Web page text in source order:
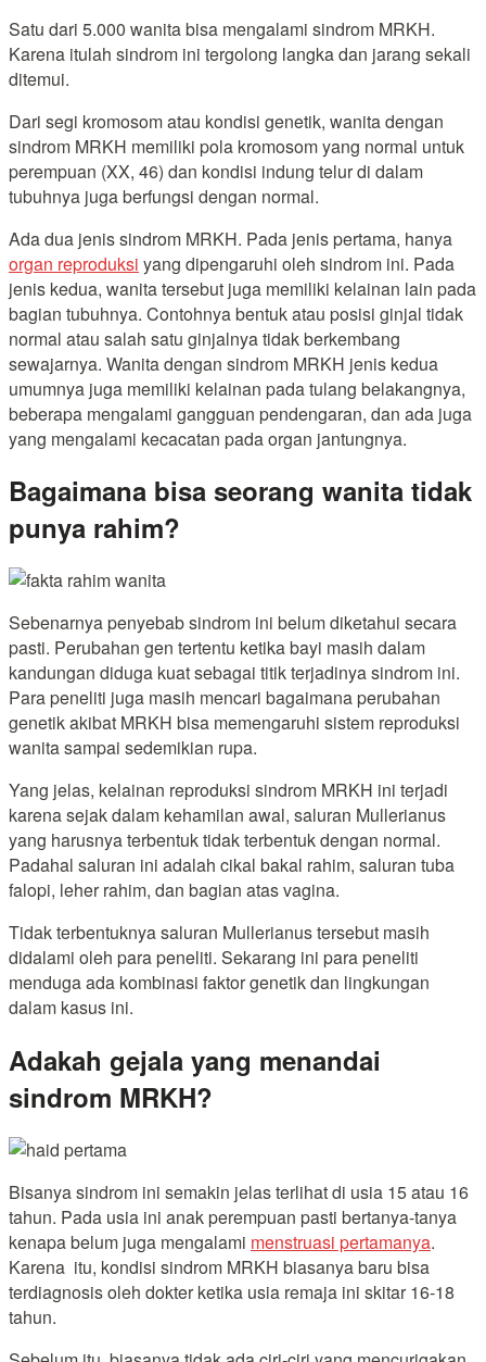
Satu dari 5.000 wanita bisa mengalami sindrom MRKH.
Karena itulah sindrom ini tergolong langka dan jarang sekali
ditemui.
Dari segi kromosom atau kondisi genetik, wanita dengan
sindrom MRKH memiliki pola kromosom yang normal untuk
perempuan (XX, 46) dan kondisi indung telur di dalam
tubuhnya juga berfungsi dengan normal.
Ada dua jenis sindrom MRKH. Pada jenis pertama, hanya
organ reproduksi yang dipengaruhi oleh sindrom ini. Pada
jenis kedua, wanita tersebut juga memiliki kelainan lain pada
bagian tubuhnya. Contohnya bentuk atau posisi ginjal tidak
normal atau salah satu ginjalnya tidak berkembang
sewajarnya. Wanita dengan sindrom MRKH jenis kedua
umumnya juga memiliki kelainan pada tulang belakangnya,
beberapa mengalami gangguan pendengaran, dan ada juga
yang mengalami kecacatan pada organ jantungnya.
Bagaimana bisa seorang wanita tidak
punya rahim?
Sebenarnya penyebab sindrom ini belum diketahui secara
pasti. Perubahan gen tertentu ketika bayi masih dalam
kandungan diduga kuat sebagai titik terjadinya sindrom ini.
Para peneliti juga masih mencari bagaimana perubahan
genetik akibat MRKH bisa memengaruhi sistem reproduksi
wanita sampai sedemikian rupa.
Yang jelas, kelainan reproduksi sindrom MRKH ini terjadi
karena sejak dalam kehamilan awal, saluran Mullerianus
yang harusnya terbentuk tidak terbentuk dengan normal.
Padahal saluran ini adalah cikal bakal rahim, saluran tuba
falopi, leher rahim, dan bagian atas vagina.
Tidak terbentuknya saluran Mullerianus tersebut masih
didalami oleh para peneliti. Sekarang ini para peneliti
menduga ada kombinasi faktor genetik dan lingkungan
dalam kasus ini.
Adakah gejala yang menandai
sindrom MRKH?
Bisanya sindrom ini semakin jelas terlihat di usia 15 atau 16
tahun. Pada usia ini anak perempuan pasti bertanya-tanya
kenapa belum juga mengalami menstruasi pertamanya.
Karena itu, kondisi sindrom MRKH biasanya baru bisa
terdiagnosis oleh dokter ketika usia remaja ini skitar 16-18
tahun.